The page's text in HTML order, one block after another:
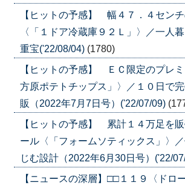
【ヒットの予感】 幅４７．４セン
〈「１ドア冷蔵庫９２Ｌ」〉／一人
重宝('22/08/04) (1780)
【ヒットの予感】 ＥＣ限定のプレ
方原ポテトチップス」〉／１０日で
販（2022年7月7日号）('22/07/09)
【ヒットの予感】 累計１４万足を
ール〈「フォームソティックス」〉
じむ設計（2022年6月30日号）('22/
【ニュースの深層】□□１１９〈ドロ